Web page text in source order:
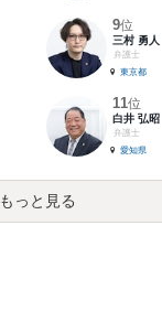
9位
三村 勇人
弁護士
東京都
11位
白井 弘昭
弁護士
愛知県
もっと見る